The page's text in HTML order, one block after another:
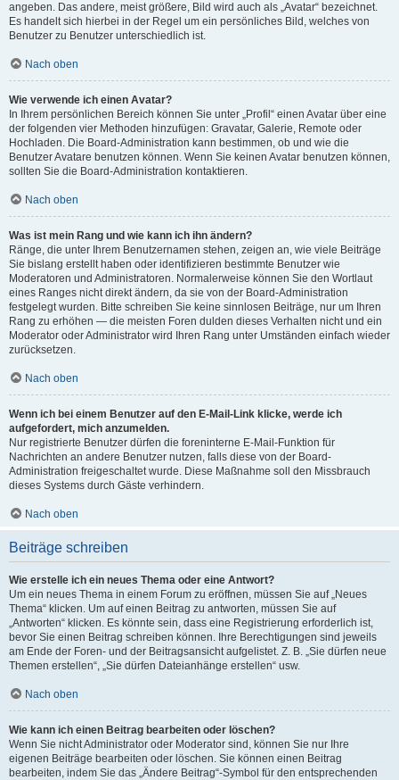
angeben. Das andere, meist größere, Bild wird auch als „Avatar“ bezeichnet.
Es handelt sich hierbei in der Regel um ein persönliches Bild, welches von
Benutzer zu Benutzer unterschiedlich ist.
Nach oben
Wie verwende ich einen Avatar?
In Ihrem persönlichen Bereich können Sie unter „Profil“ einen Avatar über eine
der folgenden vier Methoden hinzufügen: Gravatar, Galerie, Remote oder
Hochladen. Die Board-Administration kann bestimmen, ob und wie die
Benutzer Avatare benutzen können. Wenn Sie keinen Avatar benutzen können,
sollten Sie die Board-Administration kontaktieren.
Nach oben
Was ist mein Rang und wie kann ich ihn ändern?
Ränge, die unter Ihrem Benutzernamen stehen, zeigen an, wie viele Beiträge
Sie bislang erstellt haben oder identifizieren bestimmte Benutzer wie
Moderatoren und Administratoren. Normalerweise können Sie den Wortlaut
eines Ranges nicht direkt ändern, da sie von der Board-Administration
festgelegt wurden. Bitte schreiben Sie keine sinnlosen Beiträge, nur um Ihren
Rang zu erhöhen — die meisten Foren dulden dieses Verhalten nicht und ein
Moderator oder Administrator wird Ihren Rang unter Umständen einfach wieder
zurücksetzen.
Nach oben
Wenn ich bei einem Benutzer auf den E-Mail-Link klicke, werde ich
aufgefordert, mich anzumelden.
Nur registrierte Benutzer dürfen die foreninterne E-Mail-Funktion für
Nachrichten an andere Benutzer nutzen, falls diese von der Board-
Administration freigeschaltet wurde. Diese Maßnahme soll den Missbrauch
dieses Systems durch Gäste verhindern.
Nach oben
Beiträge schreiben
Wie erstelle ich ein neues Thema oder eine Antwort?
Um ein neues Thema in einem Forum zu eröffnen, müssen Sie auf „Neues
Thema“ klicken. Um auf einen Beitrag zu antworten, müssen Sie auf
„Antworten“ klicken. Es könnte sein, dass eine Registrierung erforderlich ist,
bevor Sie einen Beitrag schreiben können. Ihre Berechtigungen sind jeweils
am Ende der Foren- und der Beitragsansicht aufgelistet. Z. B. „Sie dürfen neue
Themen erstellen“, „Sie dürfen Dateianhänge erstellen“ usw.
Nach oben
Wie kann ich einen Beitrag bearbeiten oder löschen?
Wenn Sie nicht Administrator oder Moderator sind, können Sie nur Ihre
eigenen Beiträge bearbeiten oder löschen. Sie können einen Beitrag
bearbeiten, indem Sie das „Ändere Beitrag“-Symbol für den entsprechenden